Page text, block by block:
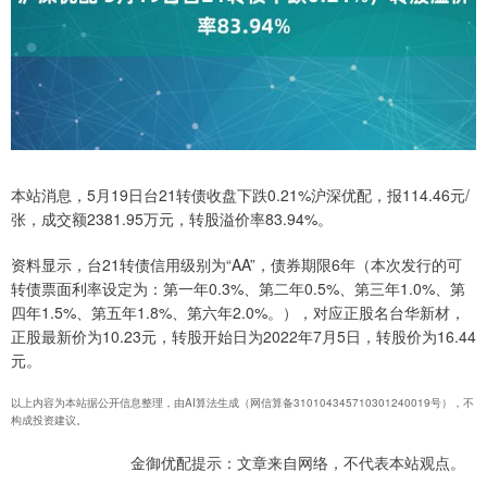
本站消息，5月19日台21转债收盘下跌0.21%沪深优配，报114.46元/
张，成交额2381.95万元，转股溢价率83.94%。
资料显示，台21转债信用级别为“AA”，债券期限6年（本次发行的可
转债票面利率设定为：第一年0.3%、第二年0.5%、第三年1.0%、第
四年1.5%、第五年1.8%、第六年2.0%。），对应正股名台华新材，
正股最新价为10.23元，转股开始日为2022年7月5日，转股价为16.44
元。
以上内容为本站据公开信息整理，由AI算法生成（网信算备310104345710301240019号），不
构成投资建议。
金御优配提示：文章来自网络，不代表本站观点。